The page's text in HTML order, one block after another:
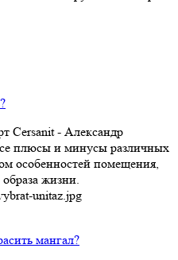
Cersanit - Александр
плюсы и минусы различных
особенностей помещения,
жизни.
мангал?